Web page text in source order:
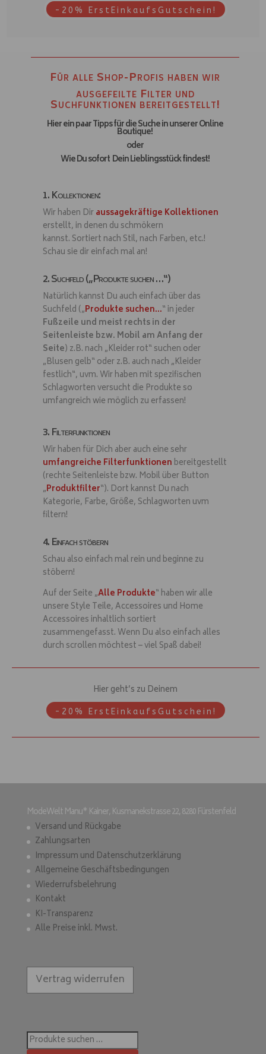
-20% ErstEinkaufsGutschein!
Für alle Shop-Profis haben wir
ausgefeilte Filter und
Suchfunktionen bereitgestellt!
Hier ein paar Tipps für die Suche in unserer Online
Boutique!
oder
Wie Du sofort Dein Lieblingsstück findest!
1. Kollektionen:
Wir haben Diraussagekräftige Kollektionen
erstellt, in denen du schmökern
kannst. Sortiert nach Stil, nach Farben, etc.!
Schau sie dir einfach mal an!
2. Suchfeld („Produkte suchen …“)
Natürlich kannst Du auch einfach über das
Suchfeld („Produkte suchen…“ in jeder
Fußzeile und meist rechts in der
Seitenleiste bzw. Mobil am Anfang der
Seite) z.B. nach „Kleider rot“ suchen oder
„Blusen gelb“ oder z.B. auch nach „Kleider
festlich“, uvm. Wir haben mit spezifischen
Schlagworten versucht die Produkte so
umfangreich wie möglich zu erfassen!
3. Filterfunktionen
Wir haben für Dich aber auch eine sehr
umfangreiche Filterfunktionen bereitgestellt
(rechte Seitenleiste bzw. Mobil über Button
„Produktfilter“). Dort kannst Du nach
Kategorie, Farbe, Größe, Schlagworten uvm
filtern!
4. Einfach stöbern
Schau also einfach mal rein und beginne zu
stöbern!
Auf der Seite „Alle Produkte“ haben wir alle
unsere Style Teile, Accessoires und Home
Accessoires inhaltlich sortiert
zusammengefasst. Wenn Du also einfach alles
durch scrollen möchtest – viel Spaß dabei!
Hier geht’s zu Deinem
-20% ErstEinkaufsGutschein!
ModeWelt Manu* Kainer, Kusmanekstrasse 22, 8280 Fürstenfeld
Versand und Rückgabe
Zahlungsarten
Impressum und Datenschutzerklärung
Allgemeine Geschäftsbedingungen
Wiederrufsbelehrung
Kontakt
KI-Transparenz
Alle Preise inkl. Mwst.
Vertrag widerrufen
Suchen
nach: